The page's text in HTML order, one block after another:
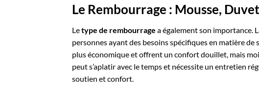
Le Rembourrage : Mousse,
Letype de rembourrage a également son importance.
personnes ayant des besoins spécifiques en matière
plus économique et offrent un confort douillet, mais
peut s’aplatir avec le temps et nécessite un entretien
soutien et confort.